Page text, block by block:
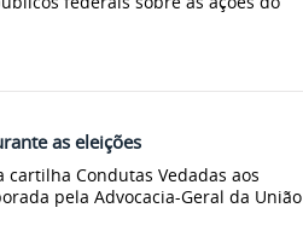
as eleições
cartilha Condutas Vedadas aos
pela Advocacia-Geral da União